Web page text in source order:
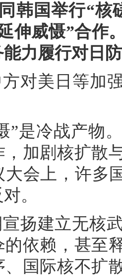
韩国举行“核
伸威慑”合作
力履行对日
对美日等加
”是冷战产物
，加剧核扩散
大会上，许多
。
宣扬建立无核
的依赖，甚至
、国际核不扩